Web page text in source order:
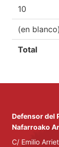
10
(en blanco)
Total
Defensor del
Nafarroako
C/ Emilio